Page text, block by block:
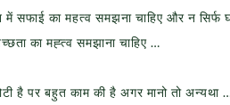
में सफाई का महत्व समझना चाहिए और न
का मह्त्व समझाना चाहिए …
है पर बहुत काम की है अगर मानो तो अन्यथा